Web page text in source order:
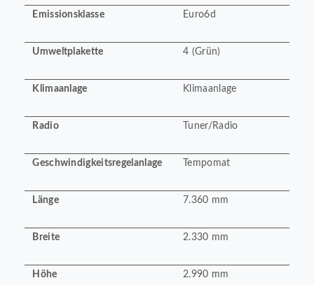
Emissionsklasse Euro6d
Umweltplakette 4 (Grün)
Klimaanlage Klimaanlage
Radio Tuner/Radio
Geschwindigkeitsregelanlage Tempomat
Länge 7.360 mm
Breite 2.330 mm
Höhe 2.990 mm